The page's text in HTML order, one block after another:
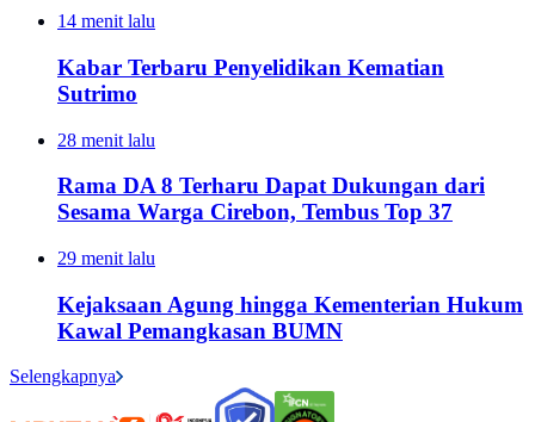
14 menit lalu
Kabar Terbaru Penyelidikan Kematian
Sutrimo
28 menit lalu
Rama DA 8 Terharu Dapat Dukungan dari
Sesama Warga Cirebon, Tembus Top 37
29 menit lalu
Kejaksaan Agung hingga Kementerian Hukum
Kawal Pemangkasan BUMN
Selengkapnya